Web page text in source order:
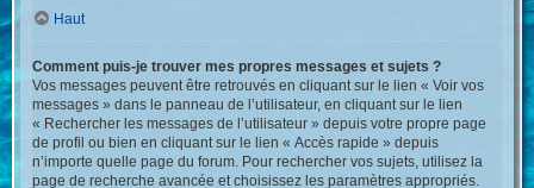
Haut
Comment puis-je trouver mes propres messages et sujets ?
Vos messages peuvent être retrouvés en cliquant sur le lien « Voir vos
messages » dans le panneau de l’utilisateur, en cliquant sur le lien
« Rechercher les messages de l’utilisateur » depuis votre propre page
de profil ou bien en cliquant sur le lien « Accès rapide » depuis
n’importe quelle page du forum. Pour rechercher vos sujets, utilisez la
page de recherche avancée et choisissez les paramètres appropriés.